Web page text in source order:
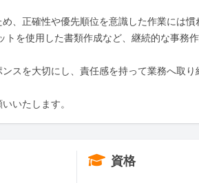
、正確性や優先順位を意識した作業には
トを使用した書類作成など、継続的な事務
スを大切にし、責任感を持って業務へ取
いたします。
資格